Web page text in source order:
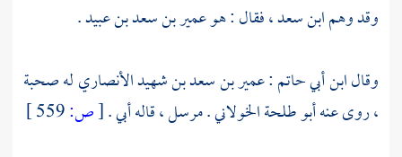
وقد وهمابن سعد، فقال : هوعمير بن سعد بن عبيد.
وقالابن أبي حاتم:عمير بن سعد بن شهيد الأنصاريله صحبة
، روى عنهأبو طلحة الخولاني. مرسل ، قاله أبي .[ص: